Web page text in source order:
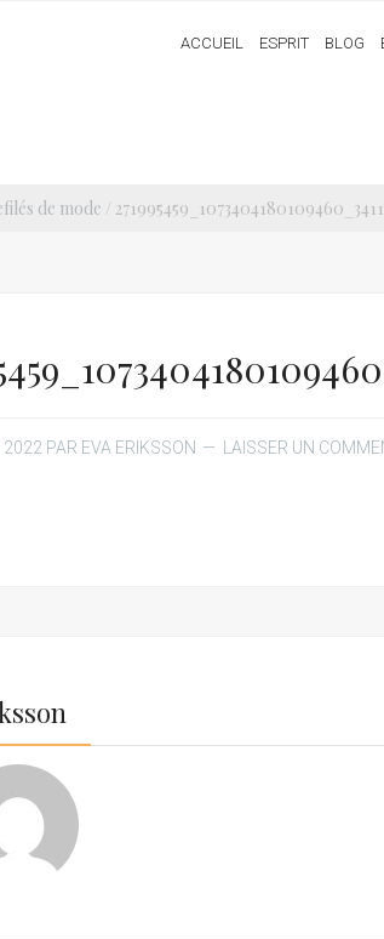
ACCUEIL ESPRIT BLOG
de mode /
2022 PAR EVA ERIKSSON LAISSER UN